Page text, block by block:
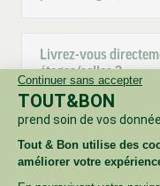
Continuer sans accepter
TOUT&BON
prend soin de vos
Tout & Bon utilise des
améliorer votre
Livrez-vous
étages/salles ?
Proposez-vous des
sur compte client ?